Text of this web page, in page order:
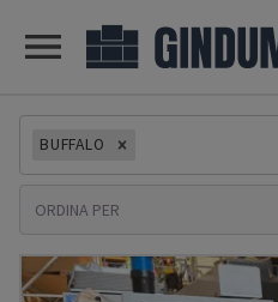
BUFFALO